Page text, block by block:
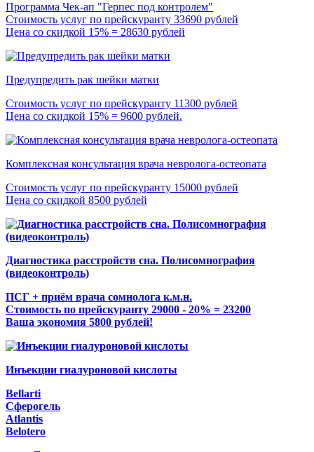
Программа Чек-ап "Герпес под контролем"
Стоимость услуг по прейскуранту 33690 рублей
Цена со скидкой 15% = 28630 рублей
Предупредить рак шейки матки
Стоимость услуг по прейскуранту 11300 рублей
Цена со скидкой 15% = 9600 рублей.
Комплексная консультация врача невролога-остеопата
Стоимость услуг по прейскуранту 15000 рублей
Цена со скидкой 8500 рублей
Диагностика расстройств сна. Полисомнография
(видеоконтроль)
ПСГ + приём врача сомнолога к.м.н.
Стоимость по прейскуранту 29000 - 20% = 23200
Ваша экономия 5800 рублей!
Инъекции гиалуроновой кислоты
Bellarti
Сферогель
Atlantis
Belotero